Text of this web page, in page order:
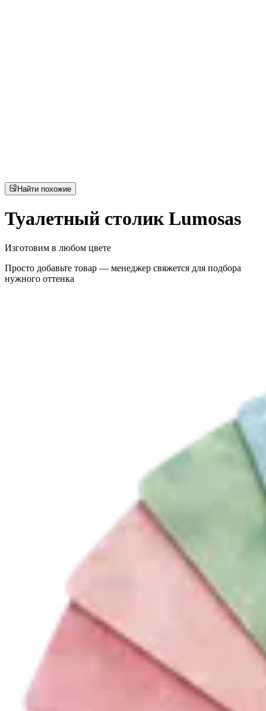
Найти похожие
Туалетный столик Lumosas
Изготовим в любом цвете
Просто добавьте товар — менеджер свяжется для подбора
нужного оттенка